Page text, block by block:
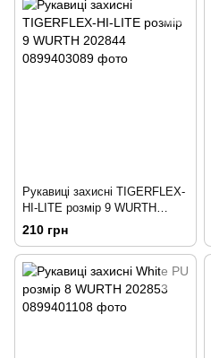
Рукавиці захисні TIGERFLEX-
HI-LITE розмір 9 WURTH
202844
210 грн